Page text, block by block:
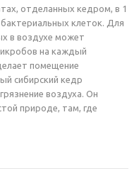
отделанных кедром, в 1
клеток. Для
в воздухе может
на каждый
помещение
сибирский кедр
воздуха. Он
природе, там, где